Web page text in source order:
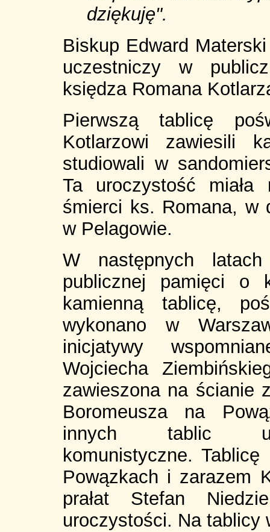
dziękuję".
Biskup Edward
uczestniczy w
księdza Romana
Pierwszą tablicę
Kotlarzowi zawiesili
studiowali w
Ta uroczystość
śmierci ks. Romana, w
w Pelagowie.
W następnych
publicznej pamięci o
kamienną tablicę,
wykonano w
inicjatywy
Wojciecha
zawieszona na ścianie
Boromeusza na
innych tablic
komunistyczne.
Powązkach i zarazem
prałat Stefan
uroczystości. Na tablicy